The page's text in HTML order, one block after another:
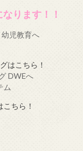
ります！！
はこちら！
ム
ちら！